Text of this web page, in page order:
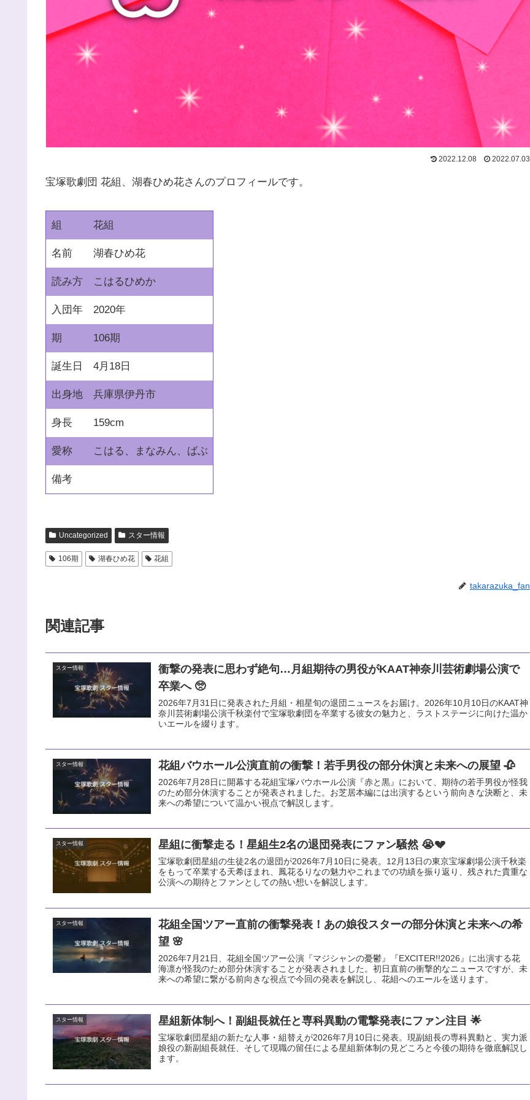
2022.12.08 2022.07.03
宝塚歌劇団 花組、湖春ひめ花さんのプロフィールです。
組 花組
名前 湖春ひめ花
読み方 こはるひめか
入団年 2020年
期 106期
誕生日 4月18日
出身地 兵庫県伊丹市
身長 159cm
愛称 こはる、まなみん、ばぶ
備考
Uncategorized スター情報
106期 湖春ひめ花 花組
takarazuka_fan
関連記事
スター情報
衝撃の発表に思わず絶句…月組期待の男役がKAAT神奈川芸術劇場公演で
卒業へ 🥺
2026年7月31日に発表された月組・相星旬の退団ニュースをお届け。2026年10月10日のKAAT神
奈川芸術劇場公演千秋楽付で宝塚歌劇団を卒業する彼女の魅力と、ラストステージに向けた温か
いエールを綴ります。
スター情報 花組バウホール公演直前の衝撃！若手男役の部分休演と未来への展望 🥀
2026年7月28日に開幕する花組宝塚バウホール公演『赤と黒』において、期待の若手男役が怪我
のため部分休演することが発表されました。お芝居本編には出演するという前向きな決断と、未
来への希望について温かい視点で解説します。
スター情報 星組に衝撃走る！星組生2名の退団発表にファン騒然 😭💔
宝塚歌劇団星組の生徒2名の退団が2026年7月10日に発表。12月13日の東京宝塚劇場公演千秋楽
をもって卒業する天希ほまれ、鳳花るりなの魅力やこれまでの功績を振り返り、残された貴重な
公演への期待とファンとしての熱い想いを解説します。
スター情報
花組全国ツアー直前の衝撃発表！あの娘役スターの部分休演と未来への希
望 🌸
2026年7月21日、花組全国ツアー公演『マジシャンの憂鬱』『EXCITER!!2026』に出演する花
海凛が怪我のため部分休演することが発表されました。初日直前の衝撃的なニュースですが、未
来への希望に繋がる前向きな視点で今回の発表を解説し、花組へのエールを送ります。
スター情報 星組新体制へ！副組長就任と専科異動の電撃発表にファン注目 🌟
宝塚歌劇団星組の新たな人事・組替えが2026年7月10日に発表。現副組長の専科異動と、実力派
娘役の新副組長就任、そして現職の留任による星組新体制の見どころと今後の期待を徹底解説し
ます。